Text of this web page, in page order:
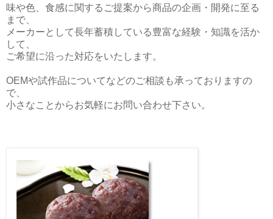
味や色、食感に関するご提案から商品の企画・開発に至る
まで、
メーカーとして長年蓄積している豊富な経験・知識を活か
して、
ご希望に沿った対応をいたします。
OEMや試作品についてなどのご相談も承っておりますの
で、
小さなことからお気軽にお問い合わせ下さい。